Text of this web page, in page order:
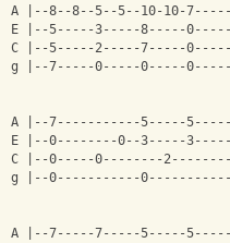
A |--8--8--5--5--10-10-
E |--5-----3-----8-----
C |--5-----2-----7-----
g |--7-----0-----0-----
A |--7-----------5-----
E |--0--------0--3-----
C |--0-----0--------
g |--0-----------
A |--7-----7-----5-----